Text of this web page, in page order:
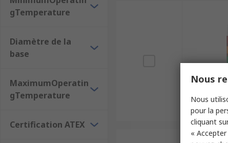
gTemperature
Diamètre de la
base
MaximumOperatin
gTemperature
Certification ATEX
Nous
Nous
pour la
cliquant
«